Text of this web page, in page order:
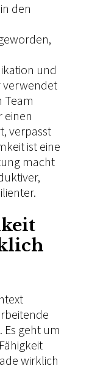
den
und
verwendet
Team
einen
verpasst
ist eine
macht
geht um
wirklich